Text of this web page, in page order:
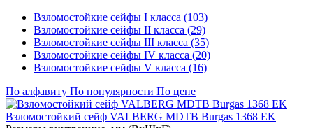
Взломостойкие сейфы I класса (103)
Взломостойкие сейфы II класса (29)
Взломостойкие сейфы III класса (35)
Взломостойкие сейфы IV класса (20)
Взломостойкие сейфы V класса (16)
По алфавиту По популярности По цене
Взломостойкий сейф VALBERG MDTB Burgas 1368 EK